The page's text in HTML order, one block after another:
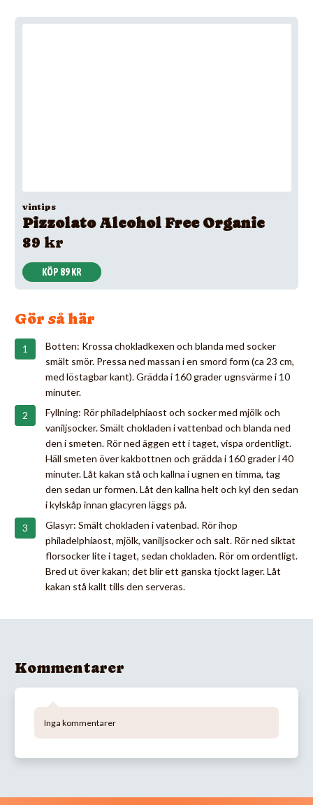
vintips
Pizzolato Alcohol Free Organic
89 kr
KÖP 89 KR
Gör så här
Botten: Krossa chokladkexen och blanda med socker
smält smör. Pressa ned massan i en smord form (ca 23 cm,
med löstagbar kant). Grädda i 160 grader ugnsvärme i 10
minuter.
Fyllning: Rör philadelphiaost och socker med mjölk och
vaniljsocker. Smält chokladen i vattenbad och blanda ned
den i smeten. Rör ned äggen ett i taget, vispa ordentligt.
Häll smeten över kakbottnen och grädda i 160 grader i 40
minuter. Låt kakan stå och kallna i ugnen en timma, tag
den sedan ur formen. Låt den kallna helt och kyl den sedan
i kylskåp innan glacyren läggs på.
Glasyr: Smält chokladen i vatenbad. Rör ihop
philadelphiaost, mjölk, vaniljsocker och salt. Rör ned siktat
florsocker lite i taget, sedan chokladen. Rör om ordentligt.
Bred ut över kakan; det blir ett ganska tjockt lager. Låt
kakan stå kallt tills den serveras.
Kommentarer
Inga kommentarer